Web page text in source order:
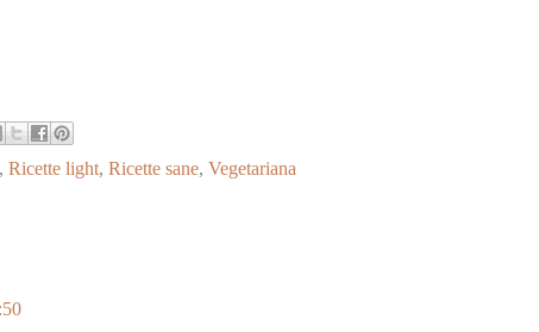
, Ricette light, Ricette sane, Vegetariana